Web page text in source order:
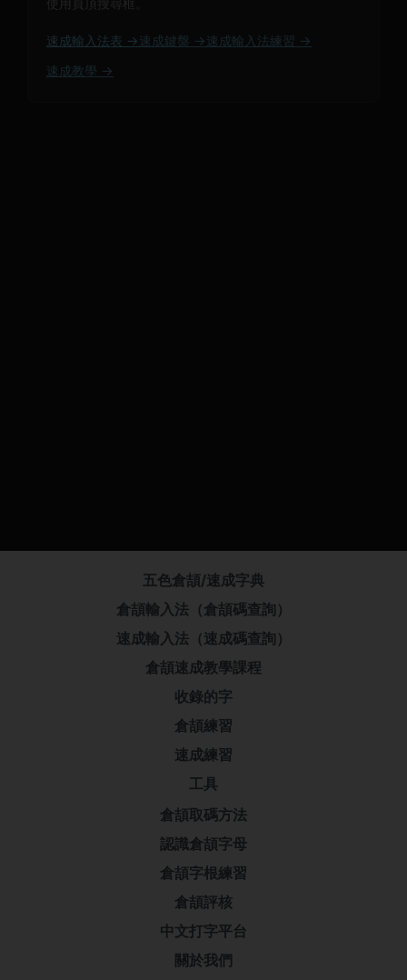
使用頁頂搜尋框。
速成輸入法表 → 速成鍵盤 → 速成輸入法練習 →
速成教學 →
五色倉頡/速成字典
倉頡輸入法（倉頡碼查詢）
速成輸入法（速成碼查詢）
倉頡速成教學課程
收錄的字
倉頡練習
速成練習
工具
倉頡取碼方法
認識倉頡字母
倉頡字根練習
倉頡評核
中文打字平台
關於我們